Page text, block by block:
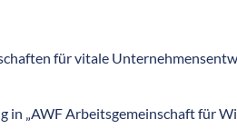
für vitale
in „AWF Arbeitsgemeinschaft für